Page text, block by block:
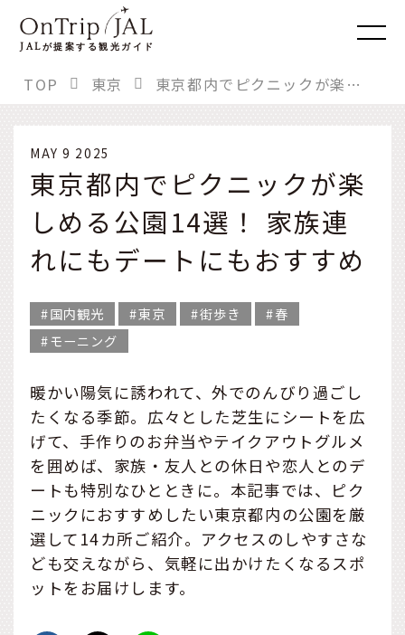
JALが提案する観光ガイド
TOP 東京 東京都内でピクニックが楽しめる公園14選！ 家族連れにもデートにもおすすめ
MAY 9 2025
東京都内でピクニックが楽
しめる公園14選！ 家族連
れにもデートにもおすすめ
国内観光 東京 街歩き
春
モーニング
暖かい陽気に誘われて、外でのんびり過ごし
たくなる季節。広々とした芝生にシートを広
げて、手作りのお弁当やテイクアウトグルメ
を囲めば、家族・友人との休日や恋人とのデ
ートも特別なひとときに。本記事では、ピク
ニックにおすすめしたい東京都内の公園を厳
選して14カ所ご紹介。アクセスのしやすさな
ども交えながら、気軽に出かけたくなるスポ
ットをお届けします。